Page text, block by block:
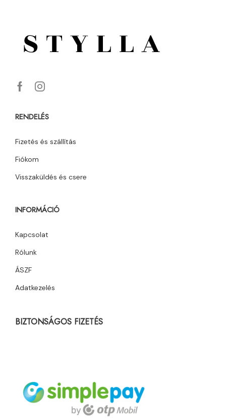
RENDELÉS
Fizetés és szállítás
Fiókom
Visszaküldés és csere
INFORMÁCIÓ
Kapcsolat
Rólunk
ÁSZF
Adatkezelés
BIZTONSÁGOS FIZETÉS